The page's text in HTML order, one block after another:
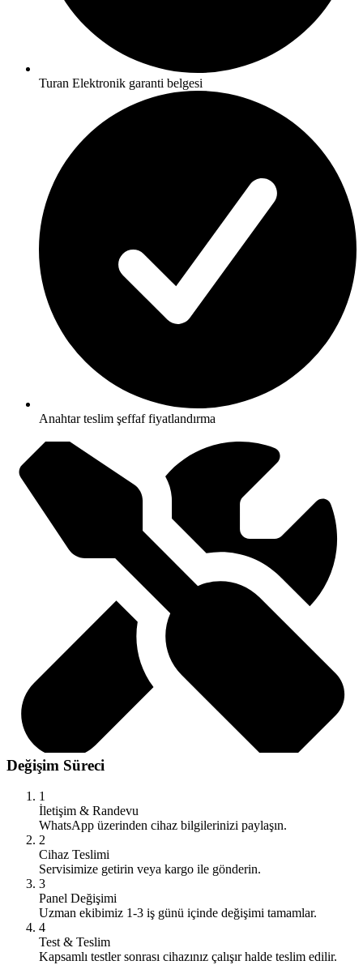
Turan Elektronik garanti belgesi
Anahtar teslim şeffaf fiyatlandırma
Değişim Süreci
1
İletişim & Randevu
WhatsApp üzerinden cihaz bilgilerinizi paylaşın.
2
Cihaz Teslimi
Servisimize getirin veya kargo ile gönderin.
3
Panel Değişimi
Uzman ekibimiz 1-3 iş günü içinde değişimi tamamlar.
4
Test & Teslim
Kapsamlı testler sonrası cihazınız çalışır halde teslim edilir.